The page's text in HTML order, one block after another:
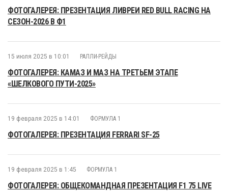
ФОТОГАЛЕРЕЯ: ПРЕЗЕНТАЦИЯ ЛИВРЕИ RED BULL RACING НА
СЕЗОН-2026 В Ф1
15 июля 2025 в 10:01 РАЛЛИ-РЕЙДЫ
ФОТОГАЛЕРЕЯ: КАМАЗ И МАЗ НА ТРЕТЬЕМ ЭТАПЕ
«ШЕЛКОВОГО ПУТИ-2025»
19 февраля 2025 в 14:01 ФОРМУЛА 1
ФОТОГАЛЕРЕЯ: ПРЕЗЕНТАЦИЯ FERRARI SF-25
19 февраля 2025 в 1:45 ФОРМУЛА 1
ФОТОГАЛЕРЕЯ: ОБЩЕКОМАНДНАЯ ПРЕЗЕНТАЦИЯ F1 75 LIVE